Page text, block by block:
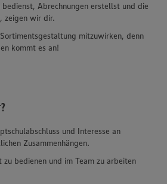
bedienst, Abrechnungen erstellst und die
zeigen wir dir.
mitzuwirken, denn
kommt es an!
und Interesse an
Zusammenhängen.
zu bedienen und im Team zu arbeiten